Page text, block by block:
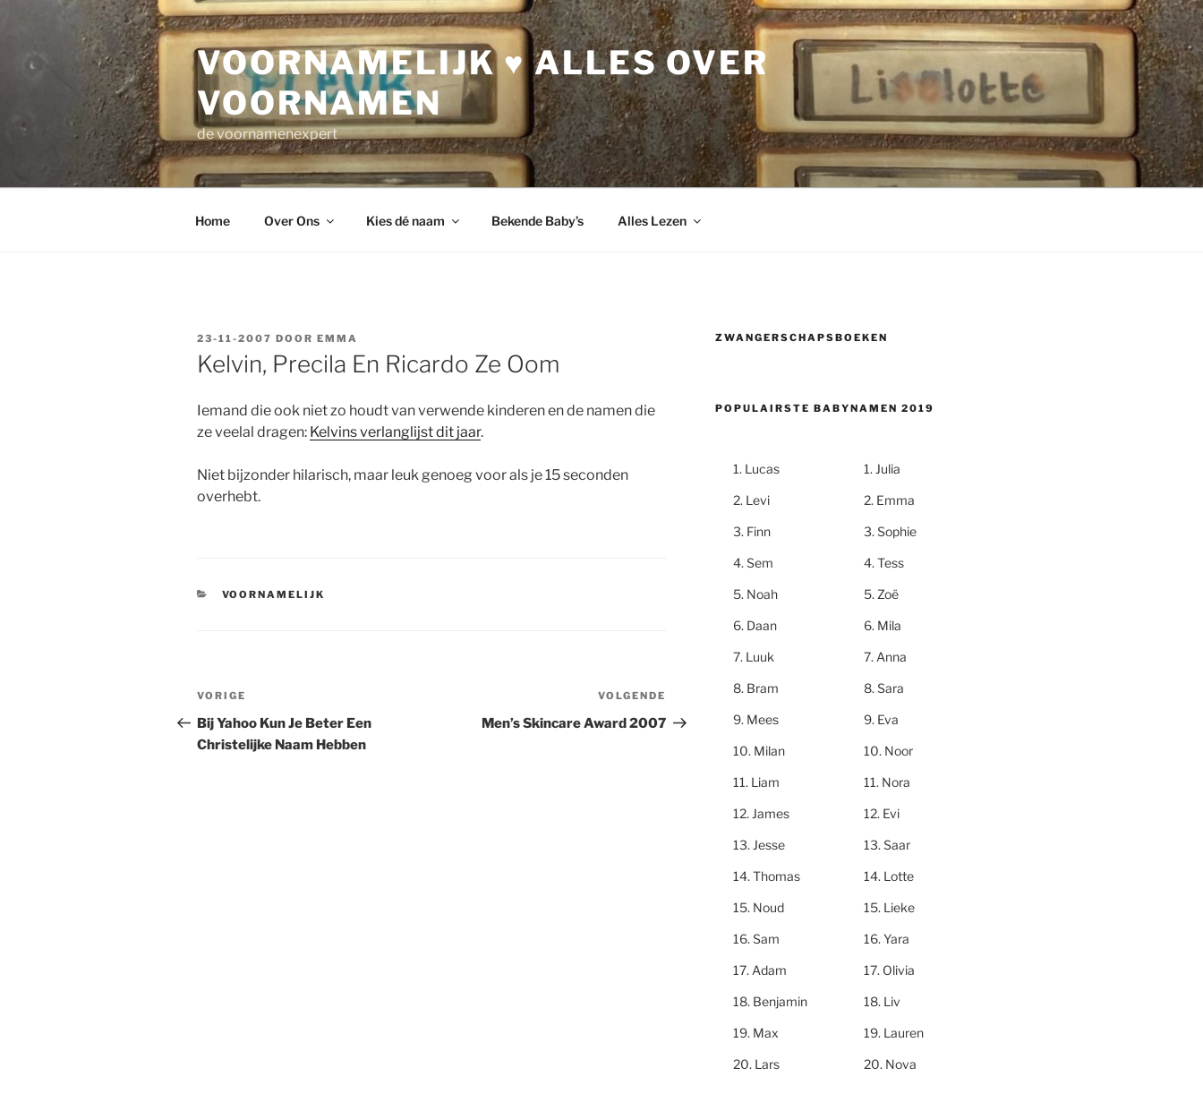
inhoud
VOORNAMELIJK ♥ ALLES OVER
VOORNAMEN
de voornamenexpert
Home Over Ons Kies dé naam Bekende Baby’s Alles Lezen
GEPLAATST
OP
23-11-2007 DOOR EMMA
Kelvin, Precila En Ricardo Ze Oom
Iemand die ook niet zo houdt van verwende kinderen en de namen die
ze veelal dragen: Kelvins verlanglijst dit jaar.
Niet bijzonder hilarisch, maar leuk genoeg voor als je 15 seconden
overhebt.
CATEGORIEËN
VOORNAMELIJK
Berichtnavigatie
Vorig
bericht
VORIGE
Bij Yahoo Kun Je Beter Een
Christelijke Naam Hebben
bericht
VOLGENDE
Men’s Skincare Award 2007
ZWANGERSCHAPSBOEKEN
POPULAIRSTE BABYNAMEN 2019
Lucas
Levi
Finn
Sem
Noah
Daan
Luuk
Bram
Mees
Milan
Liam
James
Jesse
Thomas
Noud
Sam
Adam
Benjamin
Max
Lars
Julia
Emma
Sophie
Tess
Zoë
Mila
Anna
Sara
Eva
Noor
Nora
Evi
Saar
Lotte
Lieke
Yara
Olivia
Liv
Lauren
Nova